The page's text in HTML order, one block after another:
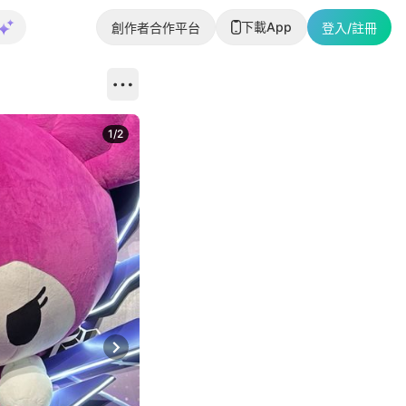
創作者合作平台 下載App 登入/註冊
Next slide
1/2